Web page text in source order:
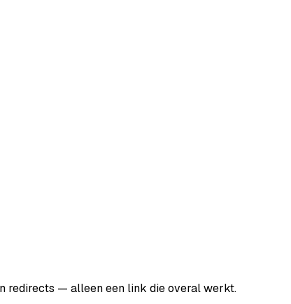
redirects — alleen een link die overal werkt.